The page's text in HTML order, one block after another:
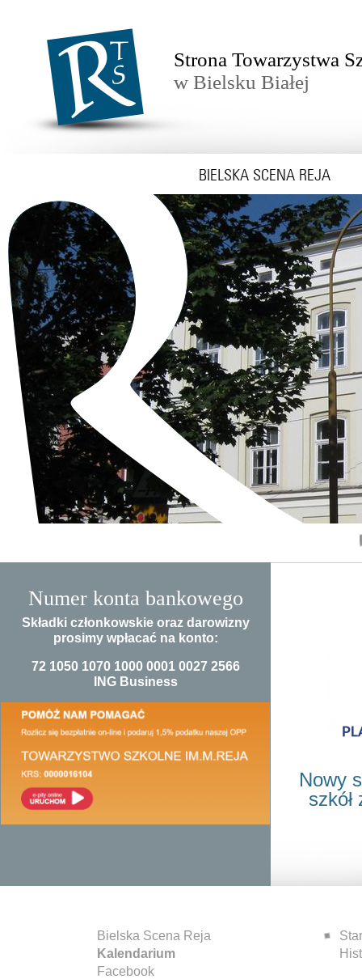
Strona Towarzystwa
w Bielsku Białej
BIELSKA SCENA REJA
Numer konta bankowego
Składki członkowskie oraz darowizny
prosimy wpłacać na konto:
72 1050 1070 1000 0001 0027 2566
ING Business
Nowy
Bielska Scena Reja
Kalendarium
Facebook